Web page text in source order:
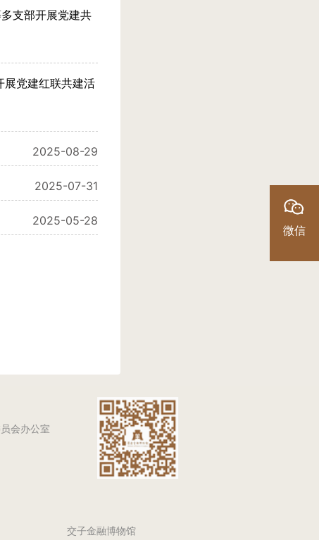
微信
支部开展党建共
党建红联共建活
2025-08-29
2025-07-31
2025-05-28
会办公室
交子金融博物馆